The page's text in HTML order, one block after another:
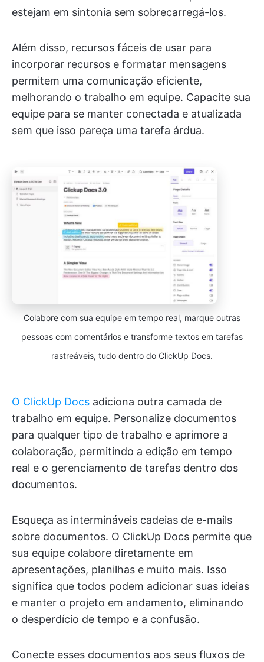
estejam em sintonia sem sobrecarregá-los.
Além disso, recursos fáceis de usar para
incorporar recursos e formatar mensagens
permitem uma comunicação eficiente,
melhorando o trabalho em equipe. Capacite sua
equipe para se manter conectada e atualizada
sem que isso pareça uma tarefa árdua.
Colabore com sua equipe em tempo real, marque outras
pessoas com comentários e transforme textos em tarefas
rastreáveis, tudo dentro do ClickUp Docs.
O ClickUp Docs adiciona outra camada de
trabalho em equipe. Personalize documentos
para qualquer tipo de trabalho e aprimore a
colaboração, permitindo a edição em tempo
real e o gerenciamento de tarefas dentro dos
documentos.
Esqueça as intermináveis cadeias de e-mails
sobre documentos. O ClickUp Docs permite que
sua equipe colabore diretamente em
apresentações, planilhas e muito mais. Isso
significa que todos podem adicionar suas ideias
e manter o projeto em andamento, eliminando
o desperdício de tempo e a confusão.
Conecte esses documentos aos seus fluxos de